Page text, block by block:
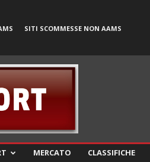
SITI SCOMMESSE NON AAMS
MERCATO
CLASSIFICHE